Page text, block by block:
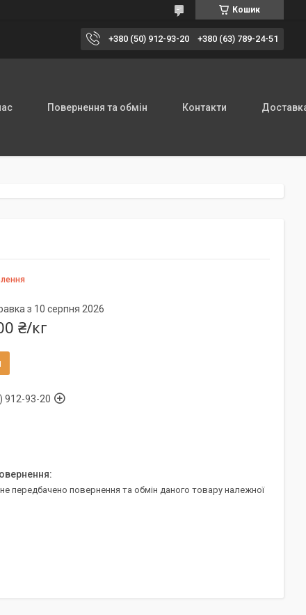
Кошик
+380 (50) 912-93-20 +380 (63) 789-24-51
Повернення та обмін Контакти
з 10 серпня 2026
₴/кг
912-93-20